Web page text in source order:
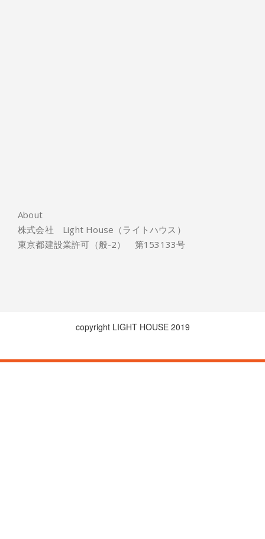
About
株式会社 Light House（ライトハウス）
東京都建設業許可（般-2） 第153133号
copyright LIGHT HOUSE 2019